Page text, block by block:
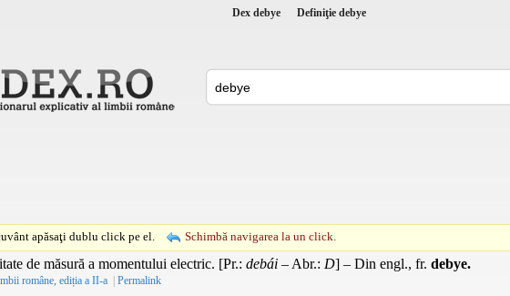
Dex debye Definiţie debye
apăsaţi dublu click pe el. Schimbă navigarea la un click.
de măsură a momentului electric. [Pr.: debái – Abr.: D] – Din engl., fr. debye.
române, ediția a II-a | Permalink